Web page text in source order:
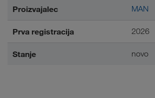
Proizvajalec MAN
Prva registracija 2026
Stanje novo